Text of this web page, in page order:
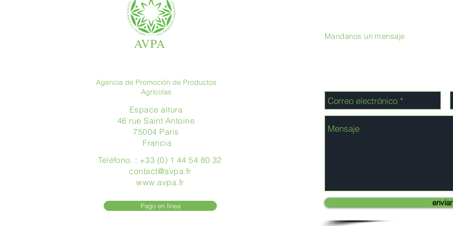
AVPA
Agencia de Promoción de Productos
Agrícolas
Espace altura
46 rue Saint Antoine
75004 París
​ Francia
Teléfono. : +33 (0) 1 44 54 80 32
contact@avpa.fr
www.avpa.fr
Pago en línea
Mandanos un mensaje